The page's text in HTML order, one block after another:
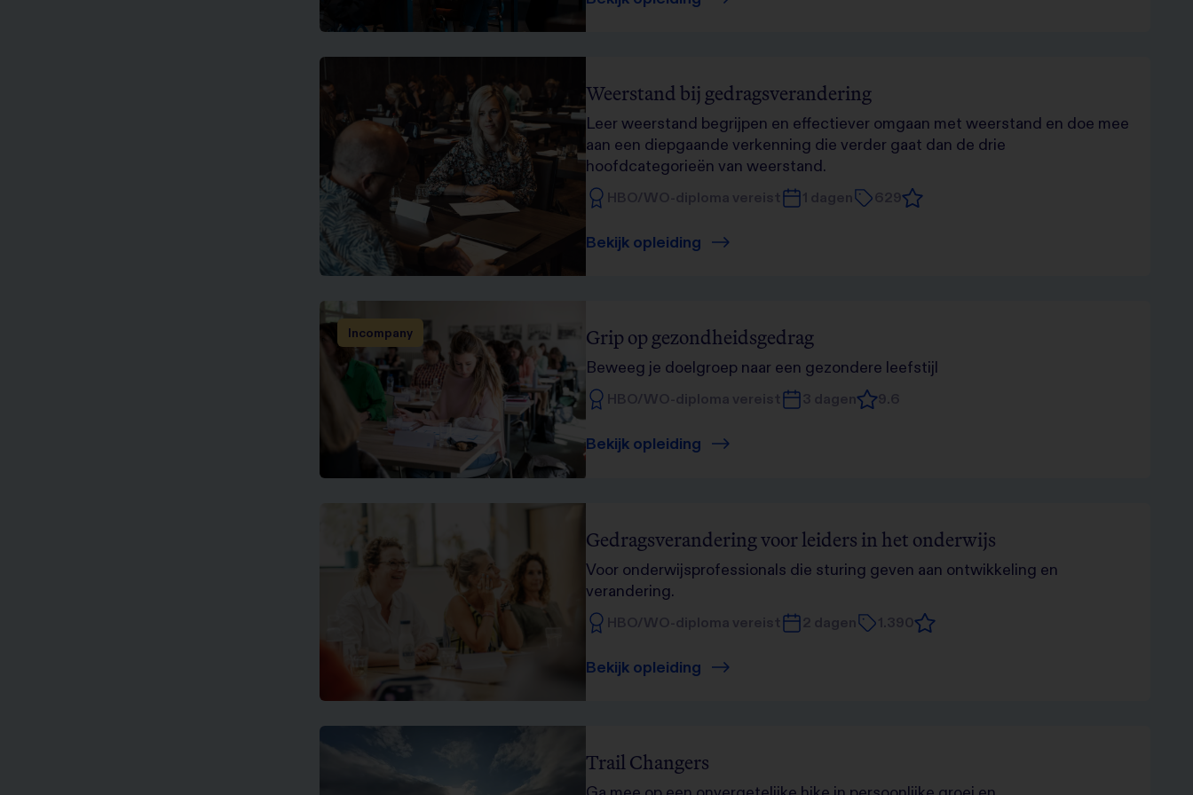
Weerstand bij gedragsverandering
Leer weerstand begrijpen en effectiever omgaan met weerstand en doe mee
aan een diepgaande verkenning die verder gaat dan de drie
hoofdcategorieën van weerstand.
HBO/WO-diploma vereist 1 dagen 629
Bekijk opleiding
Incompany Grip op gezondheidsgedrag
Beweeg je doelgroep naar een gezondere leefstijl
HBO/WO-diploma vereist 3 dagen 9.6
Bekijk opleiding
Gedragsverandering voor leiders in het onderwijs
Voor onderwijsprofessionals die sturing geven aan ontwikkeling en
verandering.
HBO/WO-diploma vereist 2 dagen 1.390
Bekijk opleiding
Trail Changers